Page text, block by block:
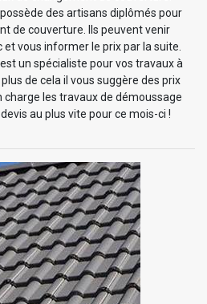
des artisans diplômés pour
de couverture. Ils peuvent venir
vous informer le prix par la suite.
un spécialiste pour vos travaux à
de cela il vous suggère des prix
les travaux de démoussage
au plus vite pour ce mois-ci !